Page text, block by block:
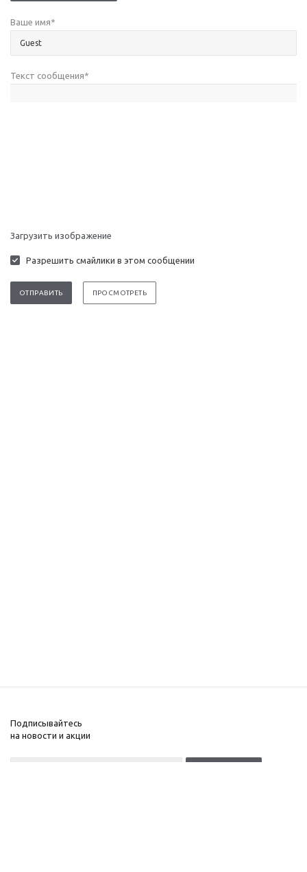
Ваше имя*
Текст сообщения*
Загрузить изображение
Разрешить смайлики в этом сообщении
Подписывайтесь
на новости и акции